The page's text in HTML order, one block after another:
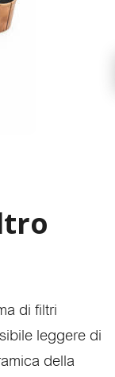
di filtri
leggere di
della
online